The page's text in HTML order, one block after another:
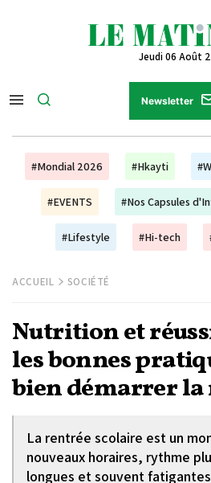
Jeudi 06 Août
Newsletter
#Mondial 2026 #Hkayti
#EVENTS #Nos Capsules
#Lifestyle #Hi-tech
ACCUEIL SOCIÉTÉ
Nutrition et
les bonnes
bien démarrer la
La rentrée scolaire est un
nouveaux horaires, rythme
longues et souvent